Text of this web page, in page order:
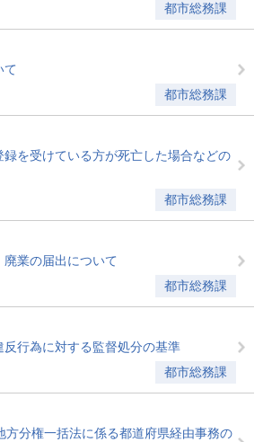
都市総務課
て
都市総務課
を受けている方が死亡した場合などの
都市総務課
業の届出について
都市総務課
行為に対する監督処分の基準
都市総務課
方分権一括法に係る都道府県経由事務の